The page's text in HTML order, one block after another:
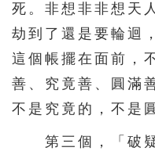
死。非想非非想天
劫到了還是要輪迴
這個帳擺在面前，
善、究竟善、圓滿
不是究竟的，不是
第三個，「破疑